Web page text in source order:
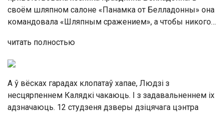
своём шляпном салоне «Панамка от Белладонны» она
командовала «Шляпным сражением», а чтобы никого…
читать полностью
А ў вёсках гарадах клопатаў хапае, Людзі з
несцярпеннем Калядкі чакаюць. І з задавальненнем іх
адзначаюць. 12 студзеня дзверы дзіцячага цэнтра